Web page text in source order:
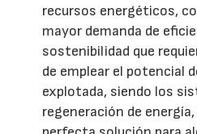
recursos energéticos,
mayor demanda de
sostenibilidad que
de emplear el potencial
explotada, siendo los
regeneración de